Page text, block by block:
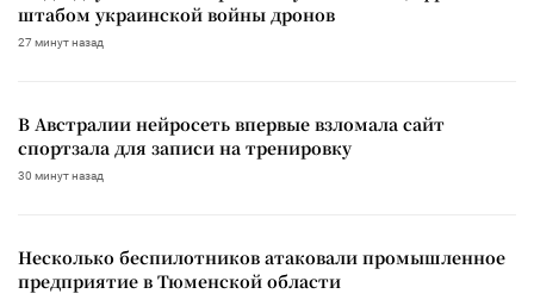
штабом украинской войны дронов
27 минут назад
В Австралии нейросеть впервые взломала сайт
спортзала для записи на тренировку
30 минут назад
Несколько беспилотников атаковали промышленное
предприятие в Тюменской области